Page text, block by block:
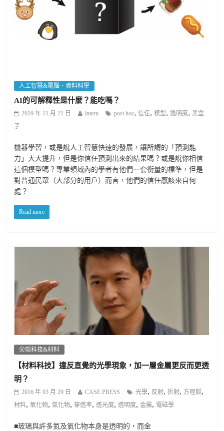
人工智慧&電腦、資料科學
AI的可解釋性是什麼？能吃嗎？
2019 年 11 月 21 日 intern post hoc,信任,模型,透明度,黑盒
子
機器學習，或是說人工智慧快速的發展，讓所謂的「預測能
力」大大提升，但是你信任預測出來的結果嗎？或是說你相信
這個模型嗎？專業領域內的學者有他們一套衡量的標準，但是
對普通民眾（大部分的用戶）而言，他們的信任感該來自何
處？
Read more
尖端科技&材料
【材料科技】違反直覺的光學現象，加一層金屬更反而更透
明？
2016 年 03 月 29 日 CASE PRESS 光學, 反射,折射, 方程毅,
材料,氧化物, 氮化物, 穿透率,透光度,透明度,金屬, 電磁學
■玻璃與許多氮及氧化物本身是透明的，而金